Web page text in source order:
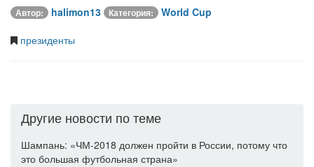
Автор: halimon13 Категория:
World Cup
президенты
Другие новости по теме
Шампань: «ЧМ-2018 должен пройти в России, потому что
это большая футбольная страна»